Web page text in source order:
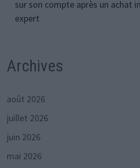
sur son compte après un achat
expert
Archives
août 2026
juillet 2026
juin 2026
mai 2026